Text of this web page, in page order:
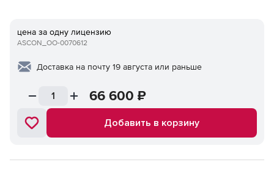
цена за одну лицензию
ASCON_ОО-0070612
Доставка на почту 19 августа или раньше
66 600 ₽
Добавить в корзину